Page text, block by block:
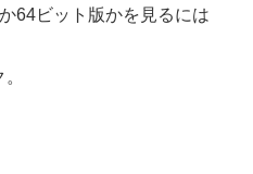
64ビット版かを見るには